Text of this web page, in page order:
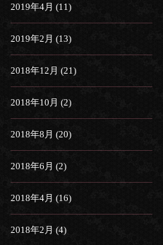
2019年4月 (11)
2019年2月 (13)
2018年12月 (21)
2018年10月 (2)
2018年8月 (20)
2018年6月 (2)
2018年4月 (16)
2018年2月 (4)